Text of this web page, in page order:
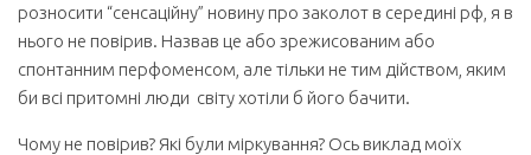
розносити “сенсаційну” новину про заколот в середині рф, я в
нього не повірив. Назвав це або зрежисованим або
спонтанним перфоменсом, але тільки не тим дійством, яким
би всі притомні люди світу хотіли б його бачити.
Чому не повірив? Які були міркування? Ось виклад моїх